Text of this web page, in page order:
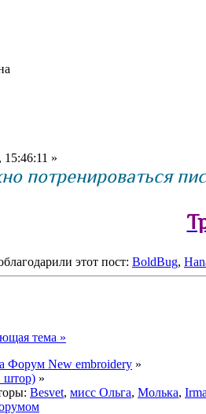
»
потренироваться
этот пост: BoldBug,
тема »
New embroidery »
штор) »
Besvet, мисс Ольга, Молька,